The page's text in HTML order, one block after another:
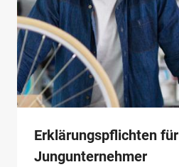
Erklärungspflichten für
Jungunternehmer